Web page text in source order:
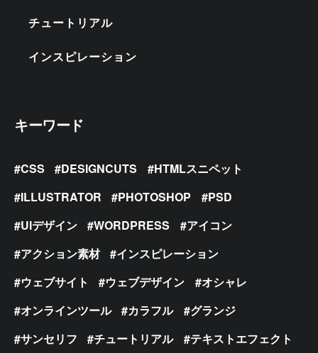
チュートリアル
インスピレーション
キーワード
CSS DESIGNCUTS
HTMLスニペット
ILLUSTRATOR
PHOTOSHOP
PSD
UIデザイン
WORDPRESS
アイコン
アクション素材
インスピレーション
ウェブサイト
ウェブデザイン
オシャレ
オンラインツール
カラフル
グランジ
サンセリフ
チュートリアル
テキストエフェクト